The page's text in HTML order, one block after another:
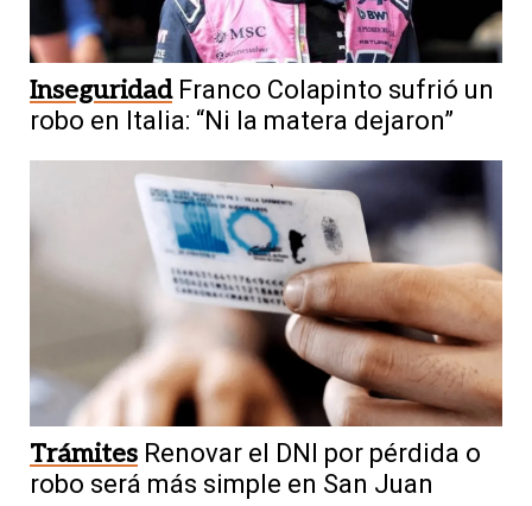
Inseguridad Franco Colapinto sufrió un
robo en Italia: “Ni la matera dejaron”
Trámites Renovar el DNI por pérdida o
robo será más simple en San Juan